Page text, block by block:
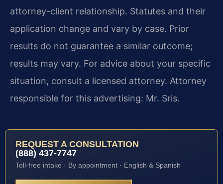
attorney-client relationship. Statutes and their
application change and vary by case. Prior
results do not guarantee a similar outcome;
results may vary. For advice about your specific
situation, consult a licensed attorney. Attorney
responsible for this advertising: Mr. Sris.
REQUEST A CONSULTATION
(888) 437-7747
Toll-free intake · By appointment · English & Spanish